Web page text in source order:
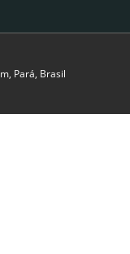
Pará, Brasil